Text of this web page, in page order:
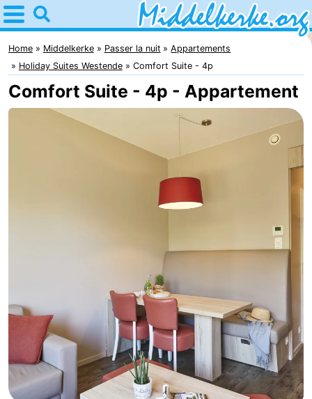
Home
Middelkerke
Astuces
Avec
Westende
d'hôtes
Chaumières
-
Nieuwpoort
-
Home Middelkerke Passer la nuit
Appartements
Holiday Suites Westende
Comfort Suite - 4p
Comfort Suite - 4p - Appartement